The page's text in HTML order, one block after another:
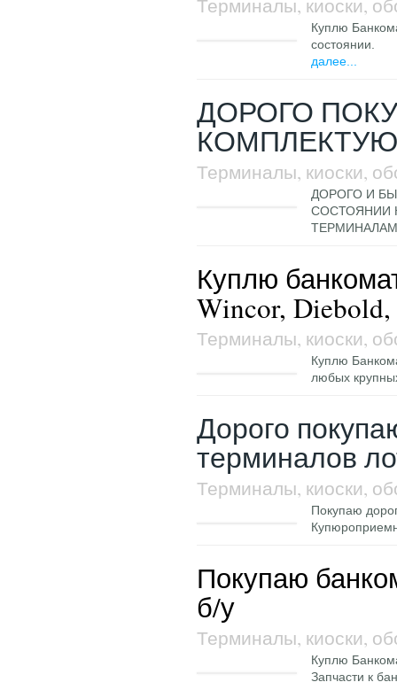
Терминалы, киоски,
Куплю
состоянии.
далее...
ДОРОГО
Терминалы, киоски,
ДОРОГО И
СОСТОЯНИИ
Куплю
Wincor,
Терминалы, киоски,
Куплю
любых
Дорого
терминалов
Терминалы, киоски,
Покупаю
Покупаю
б/у
Терминалы, киоски,
Куплю
Запчасти к